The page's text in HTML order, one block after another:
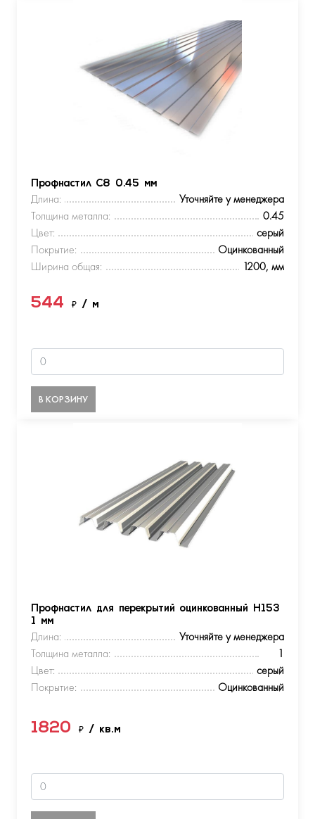
Профнастил С8 0.45 мм
Длина:
Уточняйте у менеджера
Толщина металла:
0.45
Цвет:
серый
Покрытие:
Оцинкованный
Ширина общая:
1200, мм
544 ₽ / м
В КОРЗИНУ
Профнастил для перекрытий оцинкованный Н153
1 мм
Длина:
Уточняйте у менеджера
Толщина металла:
1
Цвет:
серый
Покрытие:
Оцинкованный
1820 ₽ / кв.м